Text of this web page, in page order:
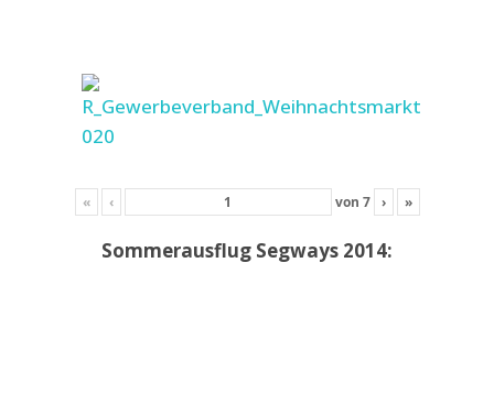
« ‹ von 7 › »
Sommerausflug Segways 2014: